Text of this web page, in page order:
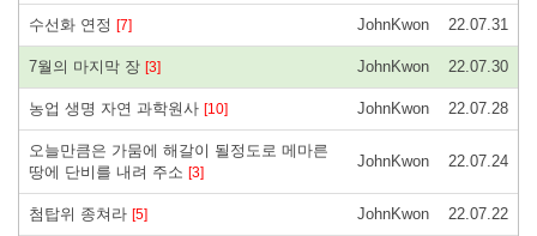
수선화 연정 [7] JohnKwon 22.07.31
7월의 마지막 장 [3] JohnKwon 22.07.30
농업 생명 자연 과학원사 [10] JohnKwon 22.07.28
오늘만큼은 가뭄에 해갈이 될정도로 메마른
땅에 단비를 내려 주소 [3]
JohnKwon 22.07.24
첨탑위 종쳐라 [5] JohnKwon 22.07.22